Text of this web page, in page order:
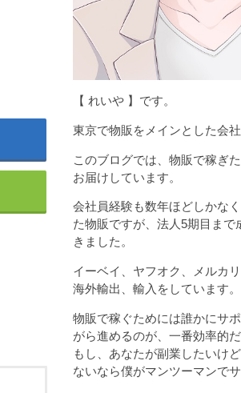
【 れいや 】です。
東京で物販をメインとした会社
このブログでは、物販で稼ぎ
お届けしています。
会社員経験も数年ほどしかな
た物販ですが、法人5期目まで
きました。
イーベイ、ヤフオク、メルカ
海外輸出、輸入をしています。
物販で稼ぐためには誰かにサ
がら進めるのが、一番効率的
もし、あなたが副業したいけ
ないなら僕がマンツーマンで